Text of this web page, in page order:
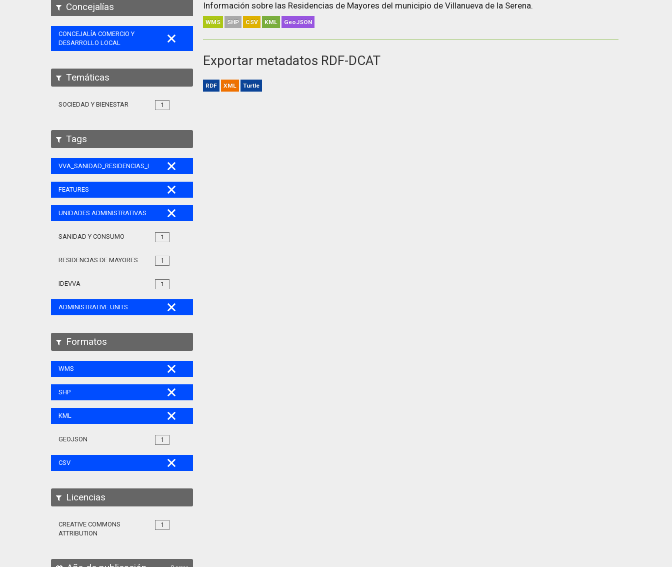
Concejalías
CONCEJALÍA COMERCIO Y
DESARROLLO LOCAL
Temáticas
1
SOCIEDAD Y BIENESTAR
Tags
VVA_SANIDAD_RESIDENCIAS_MAYORES_105
FEATURES
UNIDADES ADMINISTRATIVAS
1
SANIDAD Y CONSUMO
1
RESIDENCIAS DE MAYORES
1
IDEVVA
ADMINISTRATIVE UNITS
Formatos
WMS
SHP
KML
1
GEOJSON
CSV
Licencias
1
CREATIVE COMMONS
ATTRIBUTION
Información sobre las Residencias de Mayores del municipio de Villanueva de la Serena.
WMS SHP CSV KML GeoJSON
Exportar metadatos RDF-DCAT
RDF XML Turtle